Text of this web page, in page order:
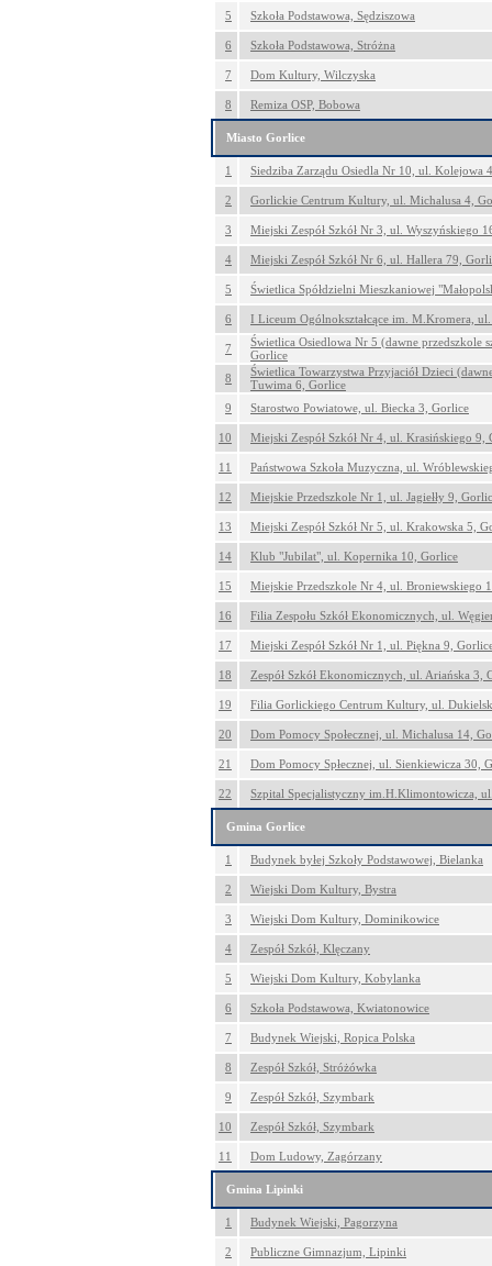
5 Szkoła Podstawowa, Sędziszowa
6 Szkoła Podstawowa, Stróżna
7 Dom Kultury, Wilczyska
8 Remiza OSP, Bobowa
Miasto Gorlice
1 Siedziba Zarządu Osiedla Nr 10, ul. Kolejowa
2 Gorlickie Centrum Kultury, ul. Michalusa 4,
3 Miejski Zespół Szkół Nr 3, ul. Wyszyńskiego
4 Miejski Zespół Szkół Nr 6, ul. Hallera 79,
5 Świetlica Spółdzielni Mieszkaniowej
6 I Liceum Ogólnokształcące im. M.Kromera,
7
Świetlica Osiedlowa Nr 5 (dawne przedszkole
Gorlice
8
Świetlica Towarzystwa Przyjaciół Dzieci
Tuwima 6, Gorlice
9
Starostwo Powiatowe, ul. Biecka 3, Gorlice
10 Miejski Zespół Szkół Nr 4, ul. Krasińskiego 9,
11 Państwowa Szkoła Muzyczna, ul.
12 Miejskie Przedszkole Nr 1, ul. Jagiełły 9,
13 Miejski Zespół Szkół Nr 5, ul. Krakowska 5,
14 Klub "Jubilat", ul. Kopernika 10, Gorlice
15 Miejskie Przedszkole Nr 4, ul. Broniewskiego
16 Filia Zespołu Szkół Ekonomicznych, ul.
17 Miejski Zespół Szkół Nr 1, ul. Piękna 9,
18 Zespół Szkół Ekonomicznych, ul. Ariańska 3,
19 Filia Gorlickiego Centrum Kultury, ul.
20 Dom Pomocy Społecznej, ul. Michalusa 14,
21 Dom Pomocy Spłecznej, ul. Sienkiewicza 30,
22 Szpital Specjalistyczny im.H.Klimontowicza,
Gmina Gorlice
1 Budynek byłej Szkoły Podstawowej, Bielanka
2 Wiejski Dom Kultury, Bystra
3 Wiejski Dom Kultury, Dominikowice
4 Zespół Szkół, Klęczany
5 Wiejski Dom Kultury, Kobylanka
6 Szkoła Podstawowa, Kwiatonowice
7 Budynek Wiejski, Ropica Polska
8 Zespół Szkół, Stróżówka
9 Zespół Szkół, Szymbark
10 Zespół Szkół, Szymbark
11 Dom Ludowy, Zagórzany
Gmina Lipinki
1 Budynek Wiejski, Pagorzyna
2 Publiczne Gimnazjum, Lipinki